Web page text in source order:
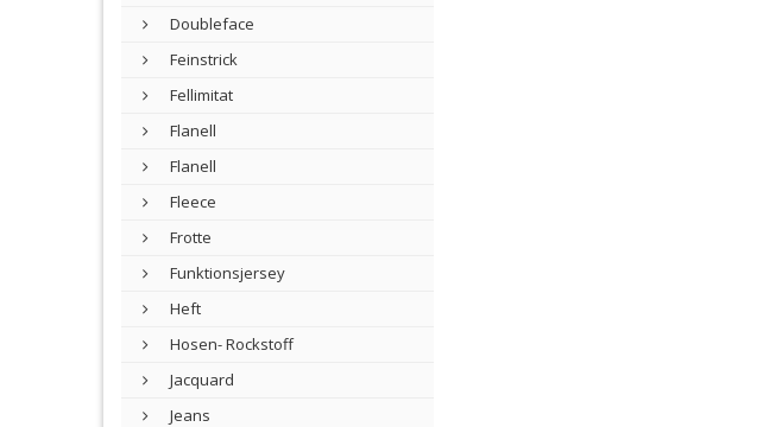
Doubleface
Feinstrick
Fellimitat
Flanell
Flanell
Fleece
Frotte
Funktionsjersey
Heft
Hosen- Rockstoff
Jacquard
Jeans